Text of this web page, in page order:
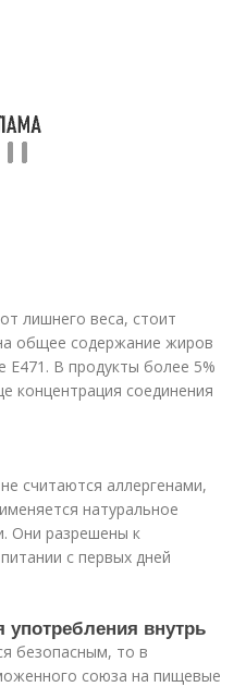
лишнего веса, стоит
общее содержание жиров
Е471. В продукты более 5%
концентрация соединения
считаются аллергенами,
натуральное
Они разрешены к
с первых дней
внутрь
безопасным, то в
союза на пищевые